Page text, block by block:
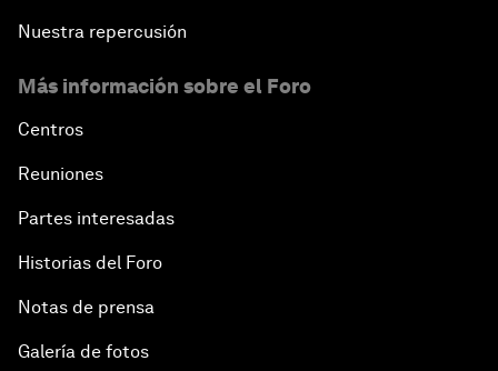
Nuestra repercusión
Más información sobre el Foro
Centros
Reuniones
Partes interesadas
Historias del Foro
Notas de prensa
Galería de fotos